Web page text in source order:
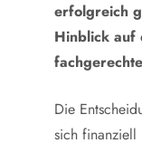
erfolgreich
Hinblick auf
Die
sich finanziell